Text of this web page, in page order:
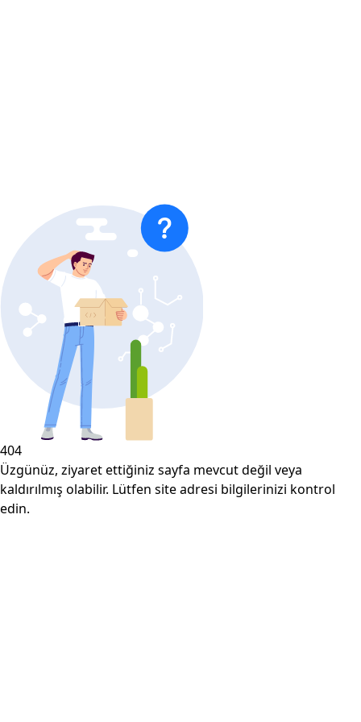
404
Üzgünüz, ziyaret ettiğiniz sayfa mevcut değil veya
kaldırılmış olabilir. Lütfen site adresi bilgilerinizi kontrol
edin.